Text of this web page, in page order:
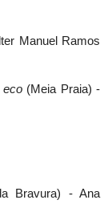
Manuel Ramos
eco (Meia Praia) -
Bravura) - Ana